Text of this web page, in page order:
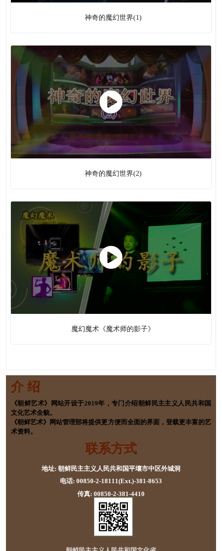
杂技 24 ( + )
杂技 21 (+ 2
魔术
木偶戏
神奇的魔幻世界(1)
神奇的魔幻世界(2)
魔幻魔术《魔术师的影子》
介 绍
《朝鲜艺术》网站开设于2019年，专门介绍朝鲜民主主义人民共和国
文化艺术全貌。
《朝鲜艺术》网站管理部将提供更方便而全面的界面，登载更丰富的艺
术资料。
联系方式
地址: 朝鲜民主主义人民共和国平壤市中区外城洞
电话: 00850-2-18111(Ext.)-381-8653
传真: 00850-2-381-4410